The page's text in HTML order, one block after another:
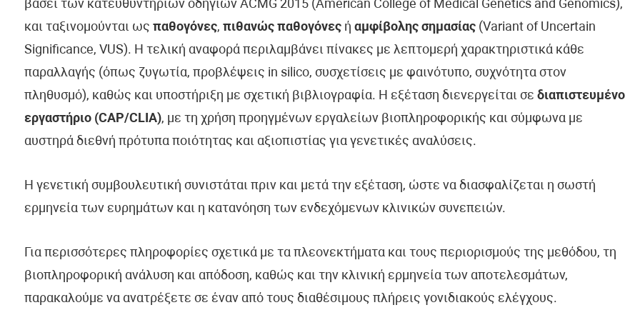
βάσει των κατευθυντήριων οδηγιών ACMG 2015 (American College of Medical Genetics and Genomics),
και ταξινομούνται ως παθογόνες, πιθανώς παθογόνεςή αμφίβολης σημασίας(Variant of Uncertain
Significance, VUS). Η τελική αναφορά περιλαμβάνει πίνακες με λεπτομερή χαρακτηριστικά κάθε
παραλλαγής (όπως ζυγωτία, προβλέψεις in silico, συσχετίσεις με φαινότυπο, συχνότητα στον
πληθυσμό), καθώς και υποστήριξη με σχετική βιβλιογραφία. Η εξέταση διενεργείται σε διαπιστευμένο
εργαστήριο (CAP/CLIA), με τη χρήση προηγμένων εργαλείων βιοπληροφορικής και σύμφωνα με
αυστηρά διεθνή πρότυπα ποιότητας και αξιοπιστίας για γενετικές αναλύσεις.
Η γενετική συμβουλευτική συνιστάται πριν και μετά την εξέταση, ώστε να διασφαλίζεται η σωστή
ερμηνεία των ευρημάτων και η κατανόηση των ενδεχόμενων κλινικών συνεπειών.
Για περισσότερες πληροφορίες σχετικά με τα πλεονεκτήματα και τους περιορισμούς της μεθόδου, τη
βιοπληροφορική ανάλυση και απόδοση, καθώς και την κλινική ερμηνεία των αποτελεσμάτων,
παρακαλούμε να ανατρέξετε σε έναν από τους διαθέσιμους πλήρεις γονιδιακούς ελέγχους.